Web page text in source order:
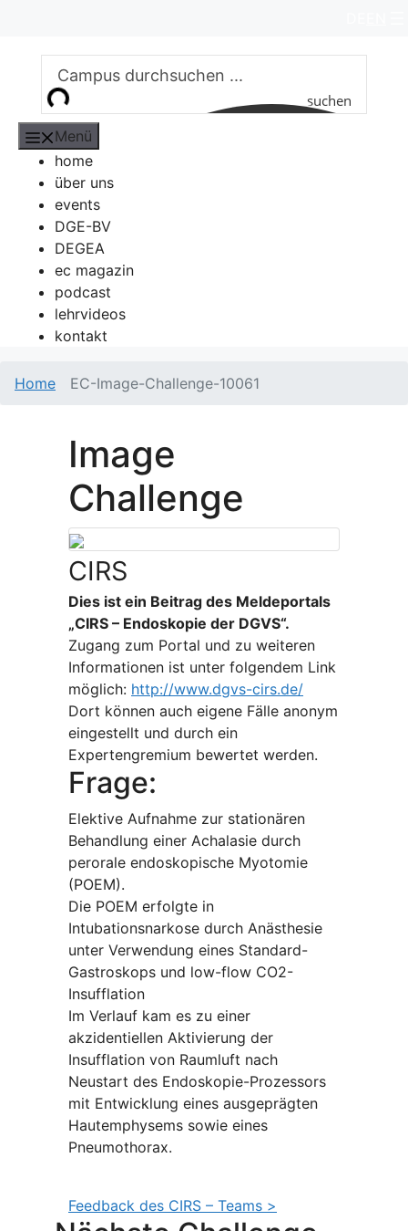
springen
suchen
Menü
home
über uns
events
DGE-BV
DEGEA
ec magazin
podcast
lehrvideos
kontakt
Home EC-Image-Challenge-10061
Image
Challenge
CIRS
Dies ist ein Beitrag des Meldeportals
„CIRS – Endoskopie der DGVS“.
Zugang zum Portal und zu weiteren
Informationen ist unter folgendem Link
möglich: http://www.dgvs-cirs.de/
Dort können auch eigene Fälle anonym
eingestellt und durch ein
Expertengremium bewertet werden.
Frage:
Elektive Aufnahme zur stationären
Behandlung einer Achalasie durch
perorale endoskopische Myotomie
(POEM).
Die POEM erfolgte in
Intubationsnarkose durch Anästhesie
unter Verwendung eines Standard-
Gastroskops und low-flow CO2-
Insufflation
Im Verlauf kam es zu einer
akzidentiellen Aktivierung der
Insufflation von Raumluft nach
Neustart des Endoskopie-Prozessors
mit Entwicklung eines ausgeprägten
Hautemphysems sowie eines
Pneumothorax.
Feedback des CIRS – Teams >